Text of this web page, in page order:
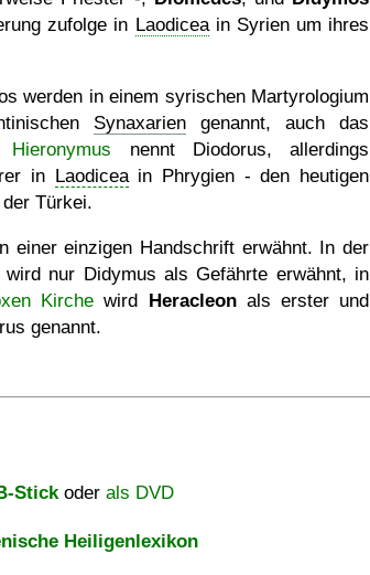
zufolge in Laodiceain Syrien um ihres
werden in einem syrischen Martyrologium
Synaxarien genannt, auch das
nennt Diodorus, allerdings
in Laodiceain Phrygien - den heutigen
Türkei.
einer einzigen Handschrift erwähnt. In der
wird nur Didymus als Gefährte erwähnt, in
Kirche wird Heracleonals erster und
genannt.
Stickoder als DVD
Heiligenlexikon